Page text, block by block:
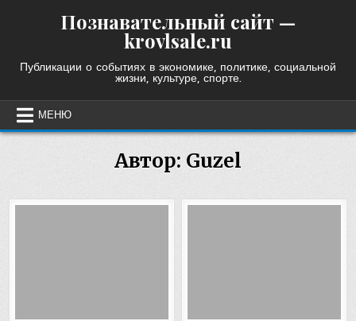
Познавательный сайт —
krovlsale.ru
Публикации о событиях в экономике, политике, социальной
жизни, культуре, спорте.
МЕНЮ
Автор: Guzel